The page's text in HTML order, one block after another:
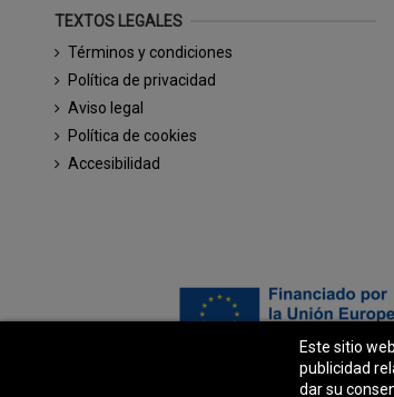
TEXTOS LEGALES
Términos y condiciones
Política de privacidad
Aviso legal
Política de cookies
Accesibilidad
Este sitio
publicidad
dar su